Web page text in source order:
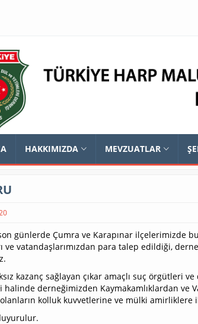
HAKKIMIZDA MEVZUATLAR
günlerde Çumra ve Karapınar ilçelerimizde
ve vatandaşlarımızdan para talep edildiği,
kazanç sağlayan çıkar amaçlı suç örgütleri
halinde derneğimizden Kaymakamlıklardan ve
kolluk kuvvetlerine ve mülki amirliklere